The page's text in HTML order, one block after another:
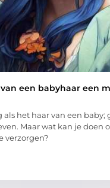
een babyhaar een
als het haar van een baby;
Maar wat kan je doen
verzorgen?